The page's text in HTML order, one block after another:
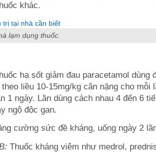
khác.
lạm dụng thuốc.
hạ sốt giảm đau paracetamol
liều 10-15mg/kg cân nặng cho mỗi
1 ngày. Lần dùng cách nhau 4 đến 6
ngộ độc gan.
cường sức đề kháng, uống ngày 2
Thuốc kháng viêm như medrol,